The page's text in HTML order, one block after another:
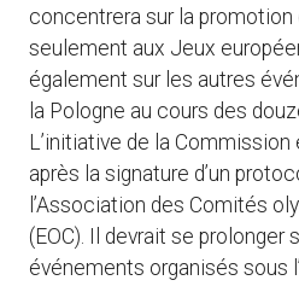
concentrera sur la promotion
seulement aux Jeux
également sur les autres
la Pologne au cours des
L’initiative de la
après la signature d’un
l’Association des Comités
(EOC). Il devrait se prolonger
événements organisés sous